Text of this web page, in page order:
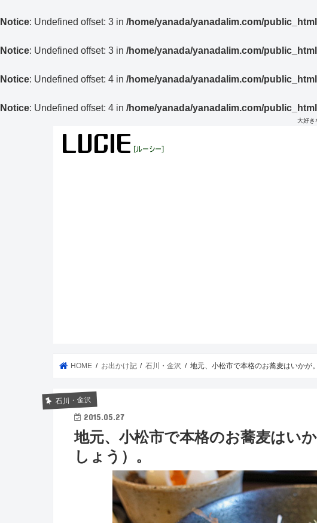
Notice: Undefined offset: 3 in /home/yanada/yanadalim.com/
Notice: Undefined offset: 3 in /home/yanada/yanadalim.com/
Notice: Undefined offset: 4 in /home/yanada/yanadalim.com/
Notice: Undefined offset: 4 in /home/yanada/yanadalim.com/
大好き
HOME お出かけ記 石川・金沢 地元、小松市で本格のお蕎麦はいかが
石川・金沢
2015.05.27
地元、小松市で本格のお蕎麦はい
しょう）。